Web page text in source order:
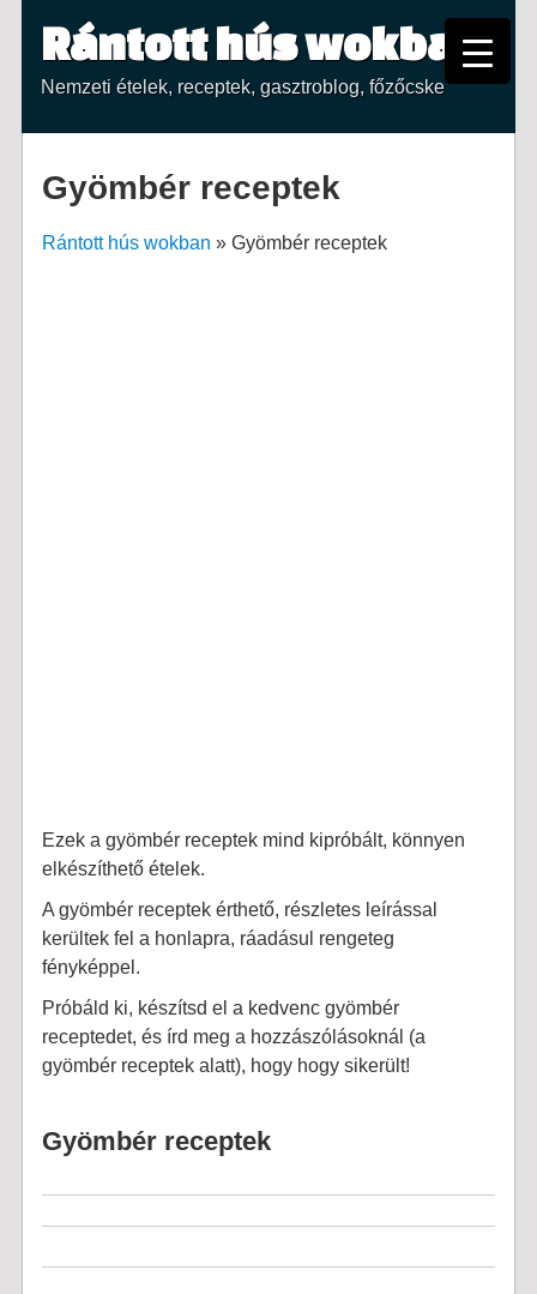
Rántott hús wokban
Nemzeti ételek, receptek, gasztroblog, főzőcske
Gyömbér receptek
Rántott hús wokban » Gyömbér receptek
Ezek a gyömbér receptek mind kipróbált, könnyen
elkészíthető ételek.
A gyömbér receptek érthető, részletes leírással
kerültek fel a honlapra, ráadásul rengeteg
fényképpel.
Próbáld ki, készítsd el a kedvenc gyömbér
receptedet, és írd meg a hozzászólásoknál (a
gyömbér receptek alatt), hogy hogy sikerült!
Gyömbér receptek